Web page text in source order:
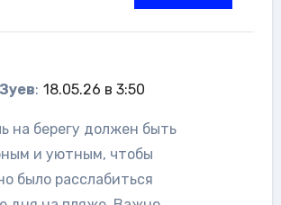
: 18.05.26 в 3:50
на берегу должен быть
и уютным, чтобы
было расслабиться